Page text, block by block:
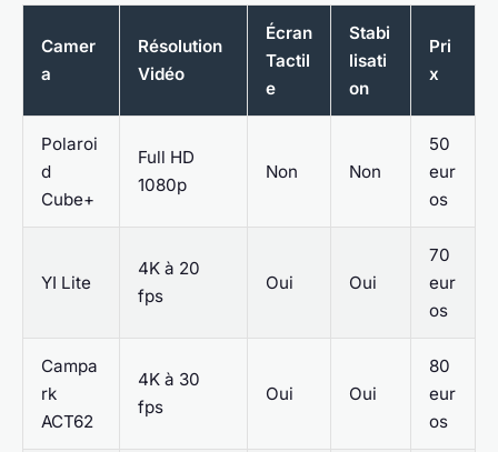
Camer
a
Résolution
Vidéo
Écran
Tactil
e
Stabi
lisati
on
Pri
x
Polaroi
d
Cube+
Full HD
1080p
Non Non
50
eur
os
YI Lite
4K à 20
fps
Oui Oui
70
eur
os
Campa
rk
ACT62
4K à 30
fps
Oui Oui
80
eur
os